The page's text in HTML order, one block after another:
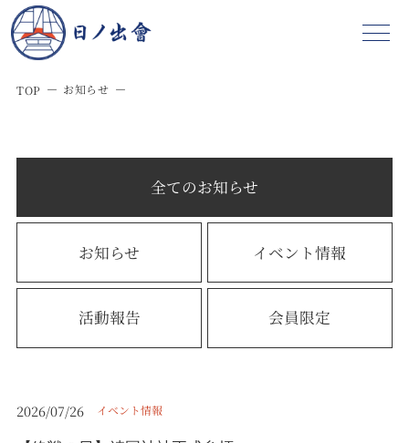
TOP お知らせ
全てのお知らせ
お知らせ イベント情報
活動報告 会員限定
2026/07/26 イベント情報